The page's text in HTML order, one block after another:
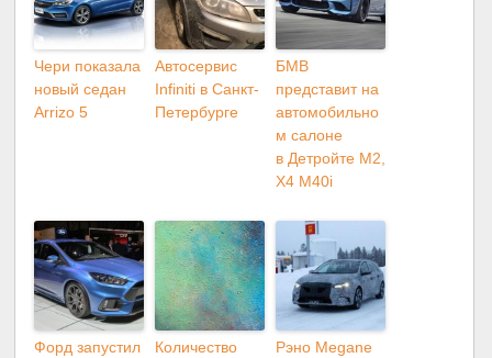
Чери показала
новый седан
Arrizo 5
Автосервис
Infiniti в Санкт-
Петербурге
БМВ
представит на
автомобильно
м салоне
в Детройте M2,
X4 M40i
Форд запустил
Количество
Рэно Megane